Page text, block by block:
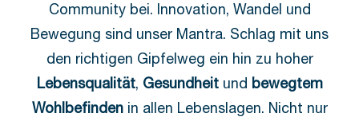
Community bei. Innovation, Wandel und
Bewegung sind unser Mantra. Schlag mit uns
den richtigen Gipfelweg ein hin zu hoher
Lebensqualität, Gesundheitund bewegtem
Wohlbefindenin allen Lebenslagen. Nicht nur